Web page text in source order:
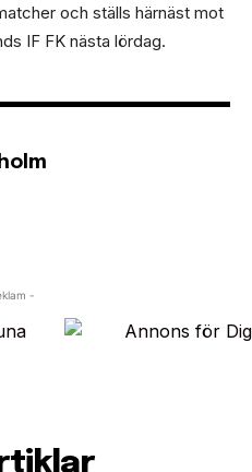
och ställs härnäst mot
IF FK nästa lördag.
-